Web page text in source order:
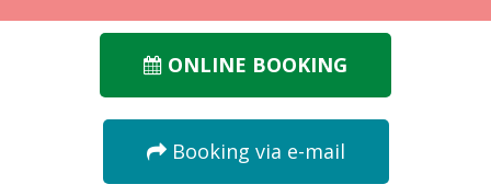
ONLINE BOOKING
Booking via e-mail